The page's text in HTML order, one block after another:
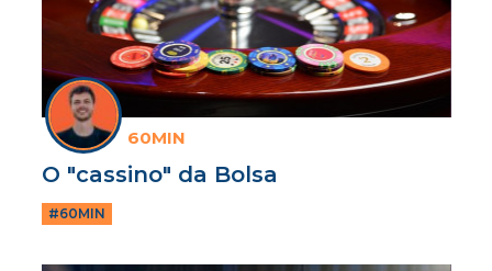
60MIN
O "cassino" da Bolsa
#60MIN